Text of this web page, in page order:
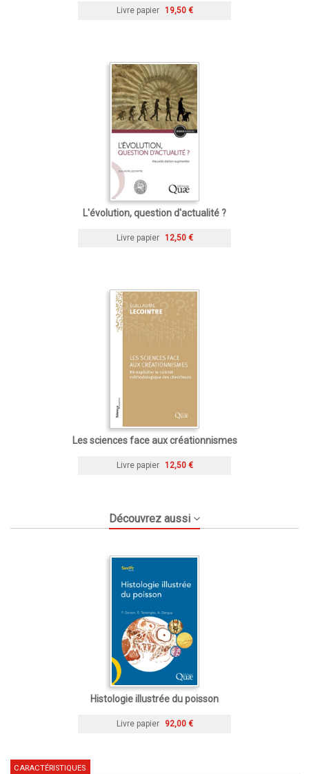
Livre papier 19,50 €
L'évolution, question d'actualité ?
Livre papier 12,50 €
Les sciences face aux créationnismes
Livre papier 12,50 €
Découvrez aussi
Histologie illustrée du poisson
Livre papier 92,00 €
CARACTÉRISTIQUES